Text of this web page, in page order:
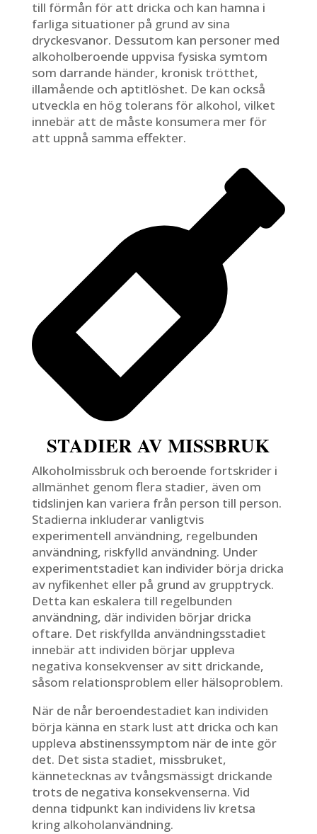
till förmån för att dricka och kan hamna i
farliga situationer på grund av sina
dryckesvanor. Dessutom kan personer med
alkoholberoende uppvisa fysiska symtom
som darrande händer, kronisk trötthet,
illamående och aptitlöshet. De kan också
utveckla en hög tolerans för alkohol, vilket
innebär att de måste konsumera mer för
att uppnå samma effekter.
STADIER AV MISSBRUK
Alkoholmissbruk och beroende fortskrider i
allmänhet genom flera stadier, även om
tidslinjen kan variera från person till person.
Stadierna inkluderar vanligtvis
experimentell användning, regelbunden
användning, riskfylld användning. Under
experimentstadiet kan individer börja dricka
av nyfikenhet eller på grund av grupptryck.
Detta kan eskalera till regelbunden
användning, där individen börjar dricka
oftare. Det riskfyllda användningsstadiet
innebär att individen börjar uppleva
negativa konsekvenser av sitt drickande,
såsom relationsproblem eller hälsoproblem.
När de når beroendestadiet kan individen
börja känna en stark lust att dricka och kan
uppleva abstinenssymptom när de inte gör
det. Det sista stadiet, missbruket,
kännetecknas av tvångsmässigt drickande
trots de negativa konsekvenserna. Vid
denna tidpunkt kan individens liv kretsa
kring alkoholanvändning.